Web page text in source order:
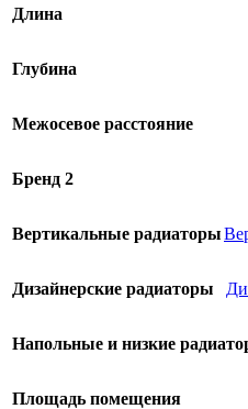
Длина
Глубина
Межосевое расстояние
Бренд 2
Вертикальные радиаторы
Дизайнерские радиаторы
Напольные и низкие
Площадь помещения